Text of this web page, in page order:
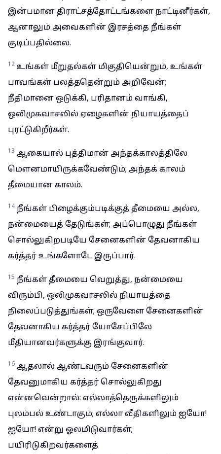
இன்பமான திராட்சத்தோட்டங்களை நாட்டினீர்கள்,
ஆனாலும் அவைகளின் இரசத்தை நீங்கள்
குடிப்பதில்லை.
12 உங்கள் மீறுதல்கள் மிகுதியென்றும், உங்கள்
பாவங்கள் பலத்ததென்றும் அறிவேன்;
நீதிமானை ஒடுக்கி, பரிதானம் வாங்கி,
ஒலிமுகவாசலில் ஏழைகளின் நியாயத்தைப்
புரட்டுகிறீர்கள்.
13 ஆகையால் புத்திமான் அந்தக்காலத்திலே
மௌனமாயிருக்கவேண்டும்; அந்தக் காலம்
தீமையான காலம்.
14 நீங்கள் பிழைக்கும்படிக்குத் தீமையை அல்ல,
நன்மையைத் தேடுங்கள்; அப்பொழுது நீங்கள்
சொல்லுகிறபடியே சேனைகளின் தேவனாகிய
கர்த்தர் உங்களோடே இருப்பார்.
15 நீங்கள் தீமையை வெறுத்து, நன்மையை
விரும்பி, ஒலிமுகவாசலில் நியாயத்தை
நிலைப்படுத்துங்கள்; ஒருவேளை சேனைகளின்
தேவனாகிய கர்த்தர் யோசேப்பிலே
மீதியானவர்களுக்கு இரங்குவார்.
16 ஆதலால் ஆண்டவரும் சேனைகளின்
தேவனுமாகிய கர்த்தர் சொல்லுகிறது
என்னவென்றால்: எல்லாத்தெருக்களிலும்
புலம்பல் உண்டாகும்; எல்லா வீதிகளிலும் ஐயோ!
ஐயோ! என்று ஓலமிடுவார்கள்;
பயிரிடுகிறவர்களைத்